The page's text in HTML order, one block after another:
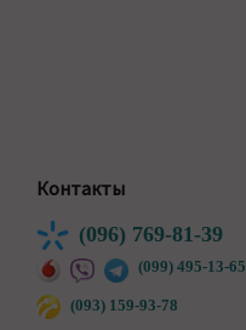
Контакты
(096) 769-81-39
(099) 495-13-65
(093) 159-93-78